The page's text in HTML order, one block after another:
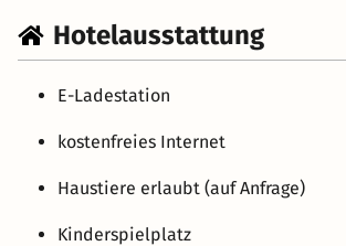
Hotelausstattung
E-Ladestation
kostenfreies Internet
Haustiere erlaubt (auf Anfrage)
Kinderspielplatz